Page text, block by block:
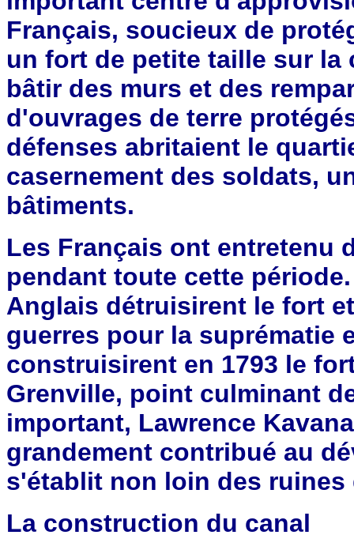
Français, soucieux de
un fort de petite taille sur
bâtir des murs et des
d'ouvrages de terre
défenses abritaient le
casernement des soldats,
bâtiments.
Les Français ont entretenu
pendant toute cette
Anglais détruisirent le fort
guerres pour la suprématie
construisirent en 1793 le
Grenville, point culminant
important, Lawrence
grandement contribué au
s'établit non loin des ruines
La construction du canal